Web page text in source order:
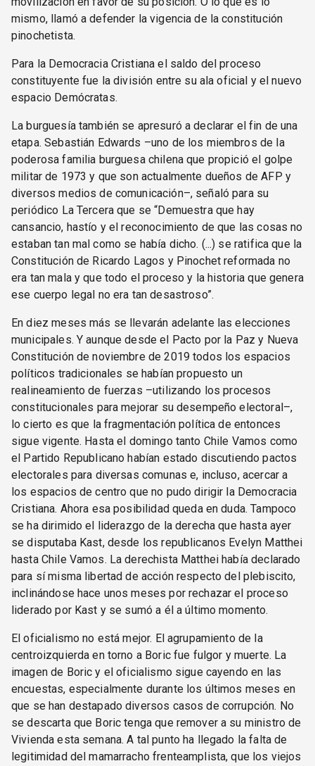
mismo, llamó a defender la vigencia de la constitución
pinochetista.
Para la Democracia Cristiana el saldo del proceso
constituyente fue la división entre su ala oficial y el nuevo
espacio Demócratas.
La burguesía también se apresuró a declarar el fin de una
etapa. Sebastián Edwards –uno de los miembros de la
poderosa familia burguesa chilena que propició el golpe
militar de 1973 y que son actualmente dueños de AFP y
diversos medios de comunicación–, señaló para su
periódico La Tercera que se “Demuestra que hay
cansancio, hastío y el reconocimiento de que las cosas no
estaban tan mal como se había dicho. (...) se ratifica que la
Constitución de Ricardo Lagos y Pinochet reformada no
era tan mala y que todo el proceso y la historia que genera
ese cuerpo legal no era tan desastroso”.
En diez meses más se llevarán adelante las elecciones
municipales. Y aunque desde el Pacto por la Paz y Nueva
Constitución de noviembre de 2019 todos los espacios
políticos tradicionales se habían propuesto un
realineamiento de fuerzas –utilizando los procesos
constitucionales para mejorar su desempeño electoral–,
lo cierto es que la fragmentación política de entonces
sigue vigente. Hasta el domingo tanto Chile Vamos como
el Partido Republicano habían estado discutiendo pactos
electorales para diversas comunas e, incluso, acercar a
los espacios de centro que no pudo dirigir la Democracia
Cristiana. Ahora esa posibilidad queda en duda. Tampoco
se ha dirimido el liderazgo de la derecha que hasta ayer
se disputaba Kast, desde los republicanos Evelyn Matthei
hasta Chile Vamos. La derechista Matthei había declarado
para sí misma libertad de acción respecto del plebiscito,
inclinándose hace unos meses por rechazar el proceso
liderado por Kast y se sumó a él a último momento.
El oficialismo no está mejor. El agrupamiento de la
centroizquierda en torno a Boric fue fulgor y muerte. La
imagen de Boric y el oficialismo sigue cayendo en las
encuestas, especialmente durante los últimos meses en
que se han destapado diversos casos de corrupción. No
se descarta que Boric tenga que remover a su ministro de
Vivienda esta semana. A tal punto ha llegado la falta de
legitimidad del mamarracho frenteamplista, que los viejos